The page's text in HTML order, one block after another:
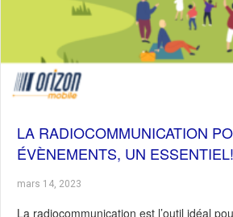
LA RADIOCOMMUNICATION
ÉVÈNEMENTS, UN ESSENTIEL!
mars 14, 2023
La radiocommunication est l’outil idéal